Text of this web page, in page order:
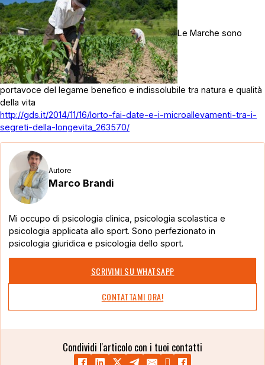
Le Marche sono
portavoce del legame benefico e indissolubile tra natura e qualità
della vita
http://gds.it/2014/11/16/lorto-fai-date-e-i-microallevamenti-tra-i-
segreti-della-longevita_263570/
Autore
Marco Brandi
Mi occupo di psicologia clinica, psicologia scolastica e
psicologia applicata allo sport. Sono perfezionato in
psicologia giuridica e psicologia dello sport.
SCRIVIMI SU WHATSAPP
CONTATTAMI ORA!
Condividi l'articolo con i tuoi contatti